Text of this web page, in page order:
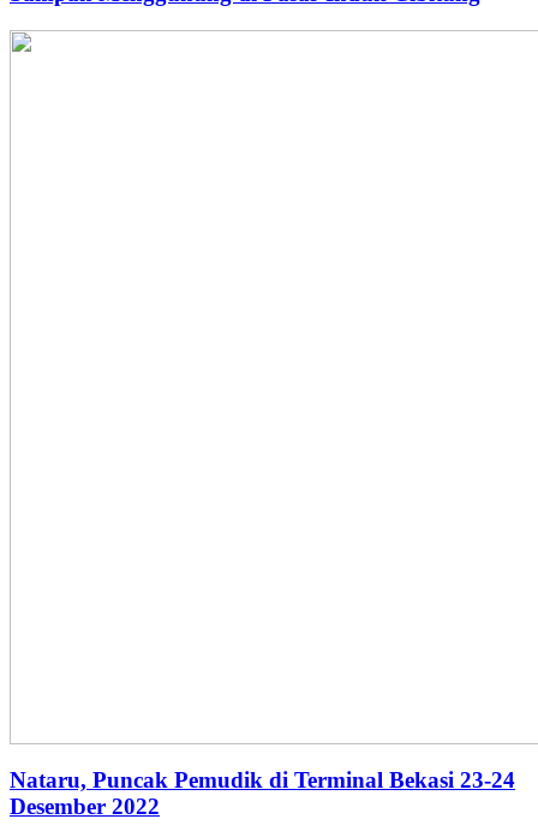
Nataru, Puncak Pemudik di Terminal Bekasi 23-24
Desember 2022